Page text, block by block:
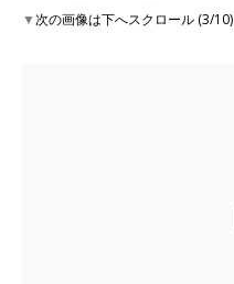
▼次の画像は下へスクロール (3/10)